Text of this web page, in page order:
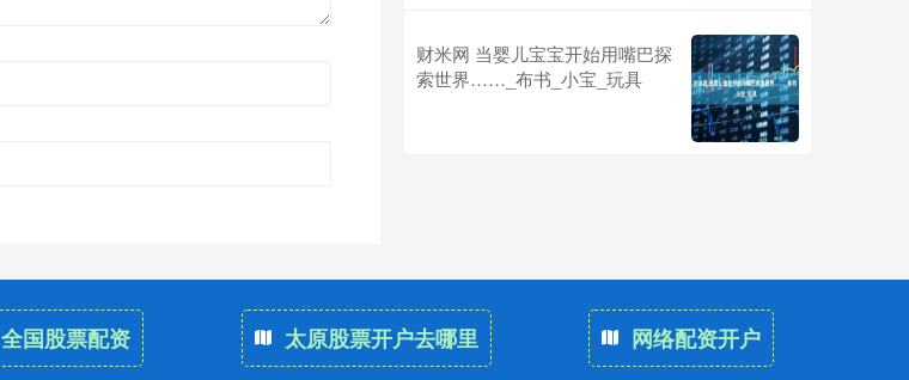
财米网 当婴儿宝宝开始用嘴巴探
索世界……_布书_小宝_玩具
全国股票配资 太原股票开户去哪里 网络配资开户